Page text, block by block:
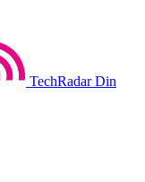
TechRadar Din